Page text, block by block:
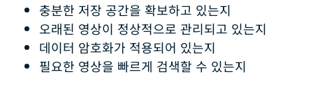
충분한 저장 공간을 확보하고 있는지
오래된 영상이 정상적으로 관리되고 있는지
데이터 암호화가 적용되어 있는지
필요한 영상을 빠르게 검색할 수 있는지